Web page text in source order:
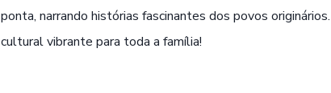
ponta, narrando histórias fascinantes dos povos
cultural vibrante para toda a família!